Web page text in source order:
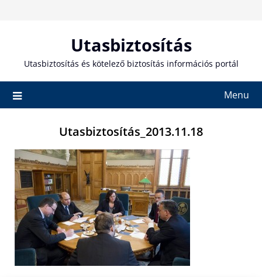
Utasbiztosítás
Utasbiztosítás és kötelező biztosítás információs portál
Menu
Utasbiztosítás_2013.11.18